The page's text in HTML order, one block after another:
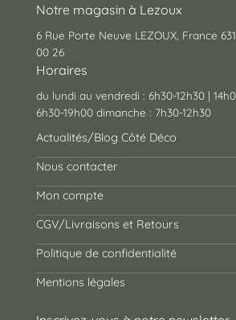
Notre magasin à Lezoux
6 Rue Porte Neuve LEZOUX, France
00 26
Horaires
du lundi au vendredi : 6h30-12h30 |
6h30-19h00 dimanche : 7h30-12h30
Actualités/Blog Côté Déco
Nous contacter
Mon compte
CGV/Livraisons et Retours
Politique de confidentialité
Mentions légales